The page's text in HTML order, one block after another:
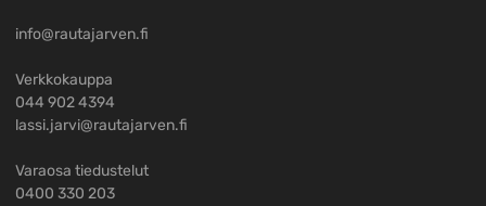
info@rautajarven.fi
Verkkokauppa
044 902 4394
lassi.jarvi@rautajarven.fi
Varaosa tiedustelut
0400 330 203